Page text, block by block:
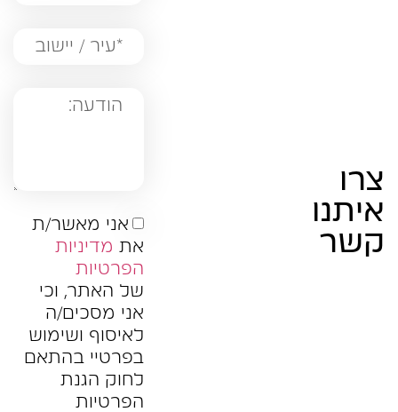
צרו
איתנו
קשר
אני מאשר/ת
את מדיניות
הפרטיות
של האתר, וכי
אני מסכים/ה
לאיסוף ושימוש
בפרטיי בהתאם
לחוק הגנת
הפרטיות